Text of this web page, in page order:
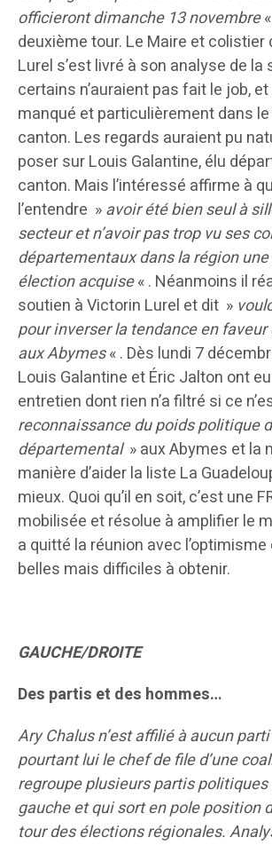
officieront dimanche 13 novembre
deuxième tour. Le Maire et colistier
Lurel s’est livré à son analyse de la
certains n’auraient pas fait le job,
manqué et particulièrement dans
canton. Les regards auraient pu
poser sur Louis Galantine, élu
canton. Mais l’intéressé affirme à
l’entendre »avoir été bien seul à
secteur et n’avoir pas trop vu ses
départementaux dans la région
élection acquise« . Néanmoins il
soutien à Victorin Lurel et dit »
pour inverser la tendance en
aux Abymes« . Dès lundi 7
Louis Galantine et Éric Jalton ont
entretien dont rien n’a filtré si ce
reconnaissance du poids politique
départemental» aux Abymes et la
manière d’aider la liste La
mieux. Quoi qu’il en soit, c’est une
mobilisée et résolue à amplifier le
a quitté la réunion avec
belles mais difficiles à obtenir.
GAUCHE/DROITE
Des partis et des hommes…
Ary Chalus n’est affilié à aucun
pourtant lui le chef de file d’une
regroupe plusieurs partis
gauche et qui sort en pole position
tour des élections régionales.